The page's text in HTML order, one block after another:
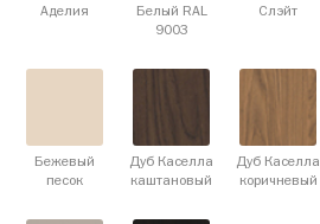
Аделия
Белый RAL
9003
Слэйт
Бежевый
песок
Дуб Каселла
каштановый
Дуб Каселла
коричневый